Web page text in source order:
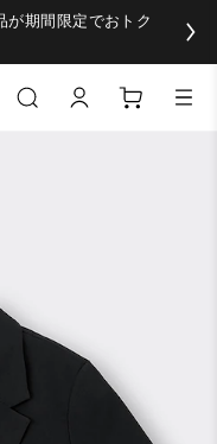
が期間限定でおトク